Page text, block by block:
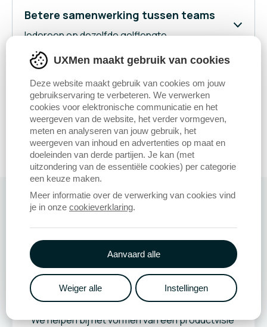
Betere samenwerking tussen teams
Iedereen op dezelfde golflengte.
Bouw verder op wat écht werkt.
Meer strategische expertise
Product & UX-strategie
We helpen bij het vormen van een productvisie
UXMen maakt gebruik van cookies
Deze website maakt gebruik van cookies om jouw
gebruikservaring te verbeteren. We verwerken
cookies voor elektronische communicatie en het
weergeven van de website, het verder vormgeven,
meten en analyseren van jouw gebruik, het
weergeven van inhoud en advertenties op maat en
doeleinden van derde partijen. Je kan (met
uitzondering van de essentiële cookies) per categorie
een keuze maken.
Meer informatie over de verwerking van cookies vind
je in onze cookieverklaring.
Aanvaard alle
Weiger alle Instellingen